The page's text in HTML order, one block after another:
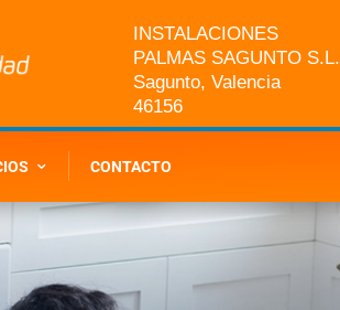
INSTALACIONES
PALMAS SAGUNTO S.L.
Sagunto, Valencia
46156
CONTACTO